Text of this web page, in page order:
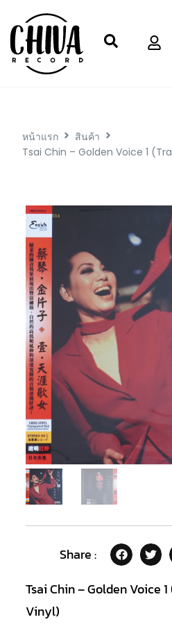
หน้าแรก
สินค้า
Tsai Chin – Golden Voice 1
Share :
Tsai Chin – Golden Voice
Vinyl)